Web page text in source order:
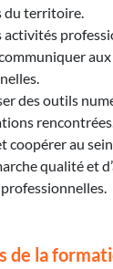
du territoire.
activités
des outils
au sein
qualité et
de la